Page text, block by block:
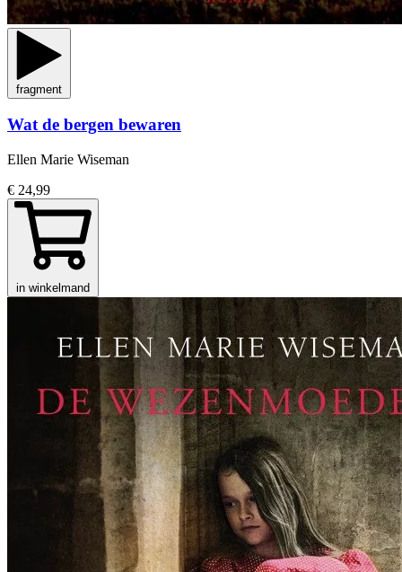
fragment
Wat de bergen bewaren
Ellen Marie Wiseman
€ 24,99
in winkelmand